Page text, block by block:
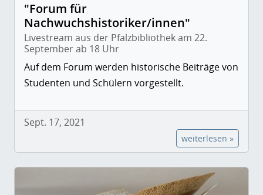
"Forum für
Nachwuchshistoriker/innen"
Livestream aus der Pfalzbibliothek am 22.
September ab 18 Uhr
Auf dem Forum werden historische Beiträge von
Studenten und Schülern vorgestellt.
Sept. 17, 2021
weiterlesen »